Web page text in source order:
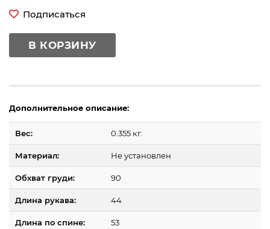
Подписаться
В КОРЗИНУ
Дополнительное описание:
Вес: 0.355 кг.
Материал: Не установлен
Обхват груди: 90
Длина рукава: 44
Длина по спине: 53